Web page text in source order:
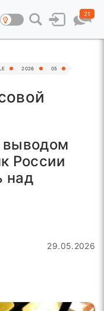
21
2026 05
выводом
России
над
29.05.2026